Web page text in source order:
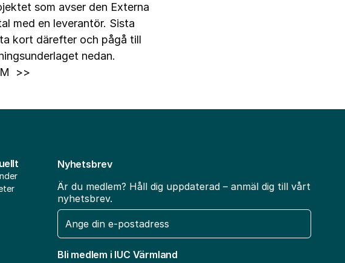
som avser den Externa
med en leverantör. Sista
kort därefter och pågå till
nedan.
>>
Nyhetsbrev
Är du medlem? Håll dig uppdaterad – anmäl dig till vårt
nyhetsbrev.
E-
post
Bli medlem i IUC Värmland